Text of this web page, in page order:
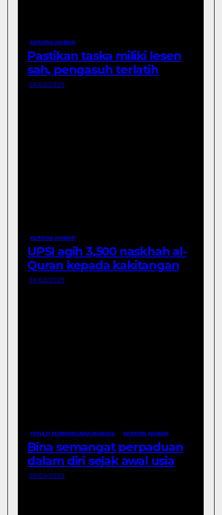
KERATAN AKHBAR
Pastikan taska miliki lesen
sah, pengasuh terlatih
24/03/2025
KERATAN AKHBAR
UPSI agih 3,500 naskhah al-
Quran kepada kakitangan
dan pelajar
24/03/2025
FAKULTI PEMBANGUNAN MANUSIA KERATAN AKHBAR
Bina semangat perpaduan
dalam diri sejak awal usia
06/03/2025